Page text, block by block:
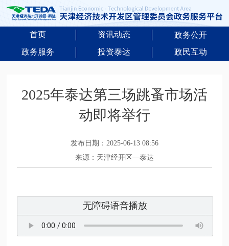
首页 资讯动态
政务公开
政务服务
投资泰达 政民互动
2025年泰达第三场跳蚤市场活
动即将举行
发布日期：2025-06-13 08:56
来源：天津经开区—泰达
无障碍语音播放